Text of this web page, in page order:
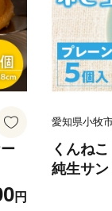
円
愛知県小牧
くんね
純生サン